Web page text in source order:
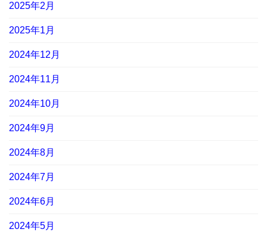
2025年2月
2025年1月
2024年12月
2024年11月
2024年10月
2024年9月
2024年8月
2024年7月
2024年6月
2024年5月